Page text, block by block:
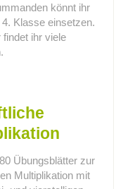
könnt ihr
Klasse einsetzen.
findet ihr viele
Übungsblätter zur
Multiplikation mit